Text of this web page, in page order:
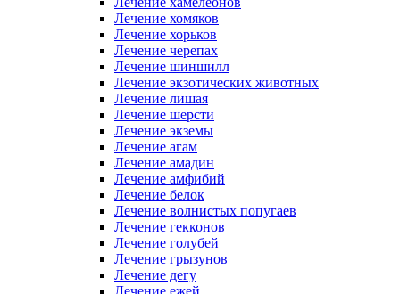
Лечение хомяков
Лечение хорьков
Лечение черепах
Лечение шиншилл
Лечение экзотических животных
Лечение лишая
Лечение шерсти
Лечение экземы
Лечение агам
Лечение амадин
Лечение амфибий
Лечение белок
Лечение волнистых попугаев
Лечение гекконов
Лечение голубей
Лечение грызунов
Лечение дегу
Лечение ежей